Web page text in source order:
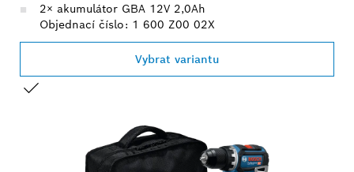
2× akumulátor GBA 12V 2,0Ah
Objednací číslo: 1 600 Z00 02X
Vybrat variantu